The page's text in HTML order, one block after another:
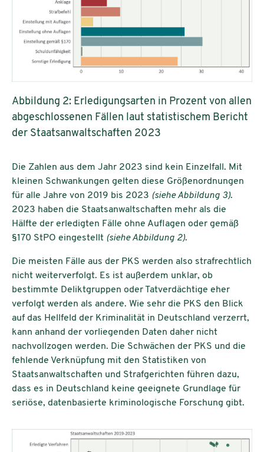
Abbildung 2: Erledigungsarten in Prozent von allen
abgeschlossenen Fällen laut statistischem Bericht
der Staatsanwaltschaften 2023
Die Zahlen aus dem Jahr 2023 sind kein Einzelfall. Mit
kleinen Schwankungen gelten diese Größenordnungen
für alle Jahre von 2019 bis 2023 (siehe Abbildung 3).
2023 haben die Staatsanwaltschaften mehr als die
Hälfte der erledigten Fälle ohne Auflagen oder gemäß
§170 StPO eingestellt (siehe Abbildung 2).
Die meisten Fälle aus der PKS werden also strafrechtlich
nicht weiterverfolgt. Es ist außerdem unklar, ob
bestimmte Deliktgruppen oder Tatverdächtige eher
verfolgt werden als andere. Wie sehr die PKS den Blick
auf das Hellfeld der Kriminalität in Deutschland verzerrt,
kann anhand der vorliegenden Daten daher nicht
nachvollzogen werden. Die Schwächen der PKS und die
fehlende Verknüpfung mit den Statistiken von
Staatsanwaltschaften und Strafgerichten führen dazu,
dass es in Deutschland keine geeignete Grundlage für
seriöse, datenbasierte kriminologische Forschung gibt.